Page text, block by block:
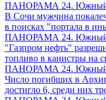
ПАНОРАМА 24. Южный
В Сочи мужчина
в поисках "портала в
ПАНОРАМА 24. Южный
"Газпром нефть"
топливо в канистры на
ПАНОРАМА 24. Южный
Число погибших в
достигло 6, среди них